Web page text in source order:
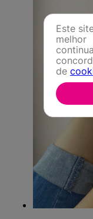
Este
de